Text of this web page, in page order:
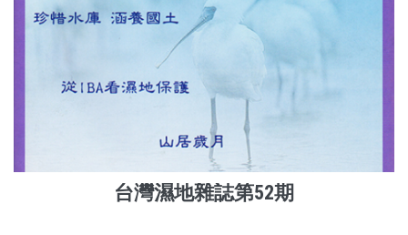
台灣濕地雜誌第52期